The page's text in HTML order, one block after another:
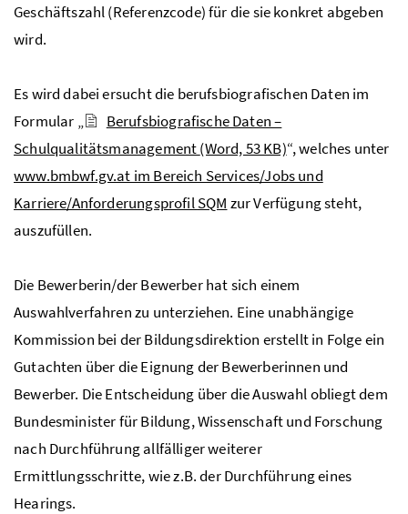
Geschäftszahl (Referenzcode) für die sie konkret abgeben
wird.
Es wird dabei ersucht die berufsbiografischen Daten im
Formular „
Berufsbiografische Daten –
Schulqualitätsmanagement(Word, 53 KB)“, welches unter
www.bmbwf.gv.at im Bereich Services/Jobs und
Karriere/AnforderungsprofilSQM zur Verfügung steht,
auszufüllen.
Die Bewerberin/der Bewerber hat sich einem
Auswahlverfahren zu unterziehen. Eine unabhängige
Kommission bei der Bildungsdirektion erstellt in Folge ein
Gutachten über die Eignung der Bewerberinnen und
Bewerber. Die Entscheidung über die Auswahl obliegt dem
Bundesminister für Bildung, Wissenschaft und Forschung
nach Durchführung allfälliger weiterer
Ermittlungsschritte, wiez.B.der Durchführung eines
Hearings.